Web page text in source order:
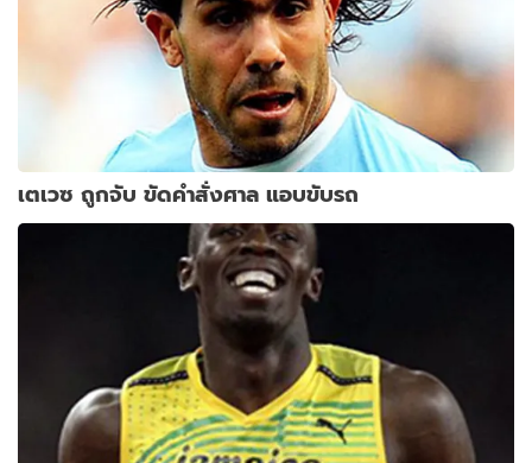
เตเวซ ถูกจับ ขัดคำสั่งศาล แอบขับรถ